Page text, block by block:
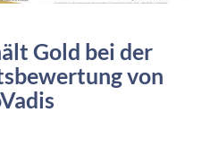
Gold bei der
von